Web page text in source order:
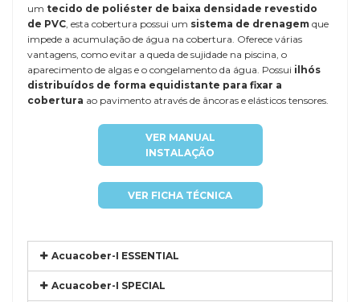
um tecido de poliéster de baixa densidade revestido
de PVC, esta cobertura possui um sistema de drenagem que
impede a acumulação de água na cobertura. Oferece várias
vantagens, como evitar a queda de sujidade na piscina, o
aparecimento de algas e o congelamento da água. Possui ilhós
distribuídos de forma equidistante para fixar a
cobertura ao pavimento através de âncoras e elásticos tensores.
VER MANUAL
INSTALAÇÃO
VER FICHA TÉCNICA
Acuacober-I ESSENTIAL
Acuacober-I SPECIAL